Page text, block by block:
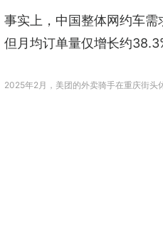
事实上，中国整体网约车
但月均订单量仅增长约
2025年2月，美团的外卖骑手在重庆街头